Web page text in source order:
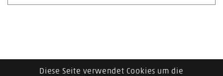
Diese Seite verwendet Cookies um die